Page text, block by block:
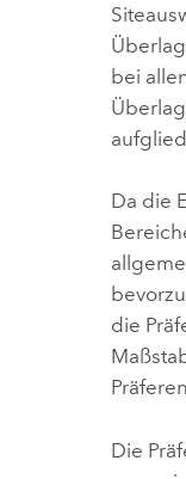
bei
Da die
die
Die